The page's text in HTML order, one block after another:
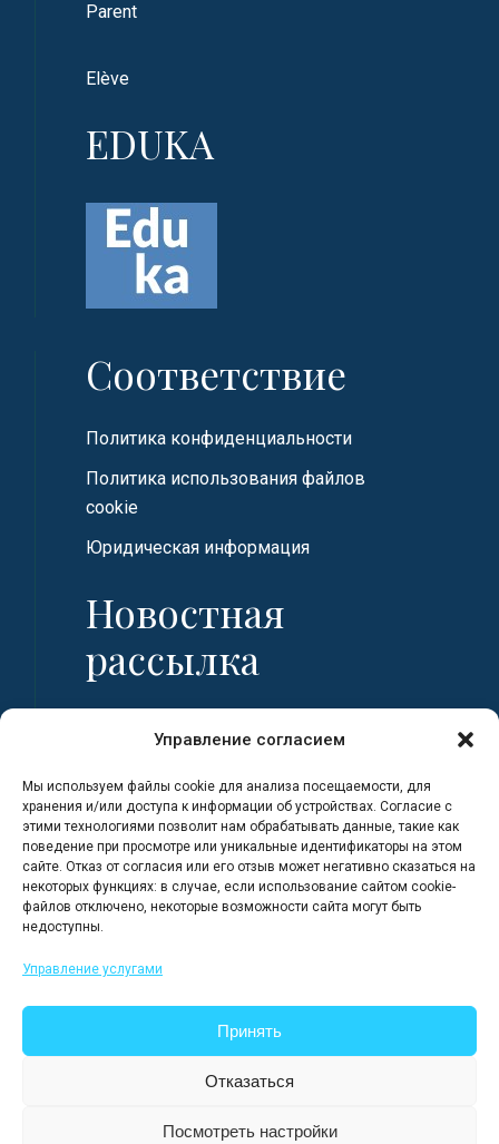
Управление согласием
Мы используем файлы cookie для анализа посещаемости, для
хранения и/или доступа к информации об устройствах. Согласие с
этими технологиями позволит нам обрабатывать данные, такие как
поведение при просмотре или уникальные идентификаторы на этом
сайте. Отказ от согласия или его отзыв может негативно сказаться на
некоторых функциях: в случае, если использование сайтом cookie-
файлов отключено, некоторые возможности сайта могут быть
недоступны.
Управление услугами
Принять
Отказаться
Посмотреть настройки
Parent
Elève
EDUKA
Соответствие
Политика конфиденциальности
Политика использования файлов
cookie
Юридическая информация
Новостная
рассылка
Фамилия
Адрес электронной почты
ознакомившись с Политикой